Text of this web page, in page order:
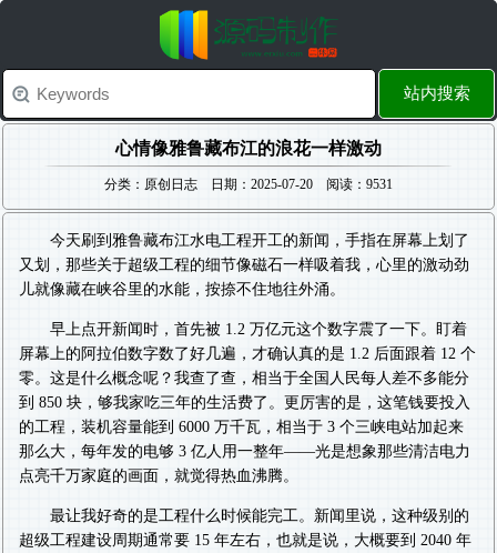
站内搜索
心情像雅鲁藏布江的浪花一样激动
分类：原创日志 日期：2025-07-20 阅读：9531
今天刷到雅鲁藏布江水电工程开工的新闻，手指在屏幕上划了
又划，那些关于超级工程的细节像磁石一样吸着我，心里的激动劲
儿就像藏在峡谷里的水能，按捺不住地往外涌。
早上点开新闻时，首先被 1.2 万亿元这个数字震了一下。盯着
屏幕上的阿拉伯数字数了好几遍，才确认真的是 1.2 后面跟着 12 个
零。这是什么概念呢？我查了查，相当于全国人民每人差不多能分
到 850 块，够我家吃三年的生活费了。更厉害的是，这笔钱要投入
的工程，装机容量能到 6000 万千瓦，相当于 3 个三峡电站加起来
那么大，每年发的电够 3 亿人用一整年——光是想象那些清洁电力
点亮千万家庭的画面，就觉得热血沸腾。
最让我好奇的是工程什么时候能完工。新闻里说，这种级别的
超级工程建设周期通常要 15 年左右，也就是说，大概要到 2040 年